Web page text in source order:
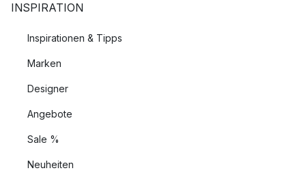
INSPIRATION
Inspirationen & Tipps
Marken
Designer
Angebote
Sale %
Neuheiten